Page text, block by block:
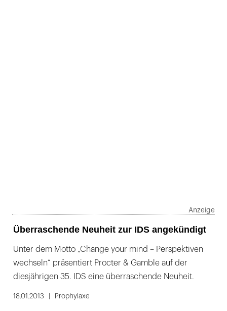
Überraschende Neuheit zur IDS angekündigt
Unter dem Motto „Change your mind – Perspektiven
wechseln“ präsentiert Procter & Gamble auf der
diesjährigen 35. IDS eine überraschende Neuheit.
18.01.2013 Prophylaxe